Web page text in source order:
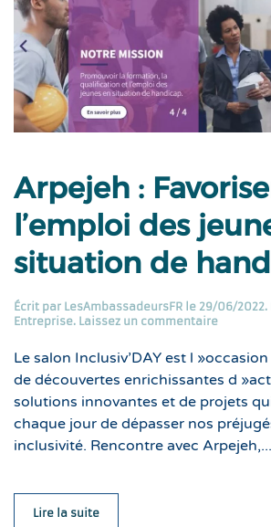
Arpejeh :
l’emploi des
situation de
Écrit par LesAmbassadeursFR le 29/06/2022.
Entreprise. Laissez un commentaire
Le salon Inclusiv’DAY est l
de découvertes enrichissantes d
solutions innovantes et de projets
chaque jour de dépasser nos
inclusivité. Rencontre avec Arpejeh,...
Lire la suite